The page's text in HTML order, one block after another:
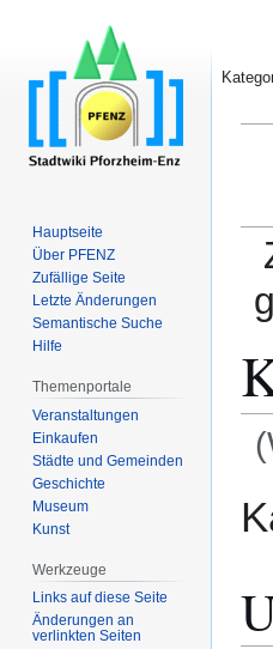
Hauptseite
Über PFENZ
Zufällige Seite
Letzte Änderungen
Semantische Suche
Hilfe
Themenportale
Veranstaltungen
Einkaufen
Städte und Gemeinden
Geschichte
Museum
Kunst
Werkzeuge
Links auf diese Seite
Änderungen an
verlinkten Seiten